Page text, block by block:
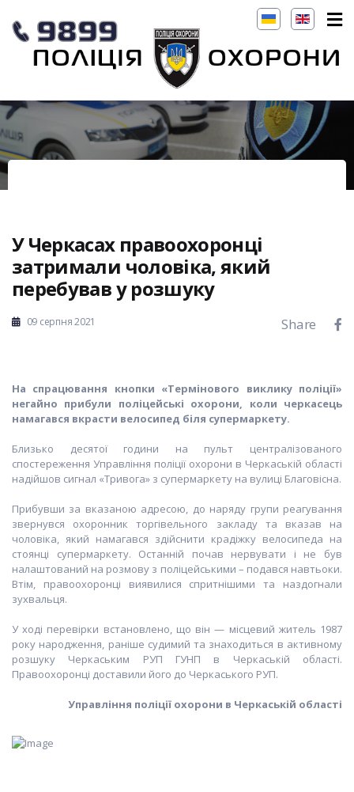
У Черкасах правоохоронці
затримали чоловіка, який
перебував у розшуку
09 серпня 2021 Share
На спрацювання кнопки «Термінового виклику поліції»
негайно прибули поліцейські охорони, коли черкасець
намагався вкрасти велосипед біля супермаркету.
Близько десятої години на пульт централізованого
спостереження Управління поліції охорони в Черкаській області
надійшов сигнал «Тривога» з супермаркету на вулиці Благовісна.
Прибувши за вказаною адресою, до наряду групи реагування
звернувся охоронник торгівельного закладу та вказав на
чоловіка, який намагався здійснити крадіжку велосипеда на
стоянці супермаркету. Останній почав нервувати і не був
налаштований на розмову з поліцейськими – подався навтьоки.
Втім, правоохоронці виявилися спритнішими та наздогнали
зухвальця.
У ході перевірки встановлено, що він — місцевий житель 1987
року народження, раніше судимий та знаходиться в активному
розшуку Черкаським РУП ГУНП в Черкаській області.
Правоохоронці доставили його до Черкаського РУП.
Управління поліції охорони в Черкаській області